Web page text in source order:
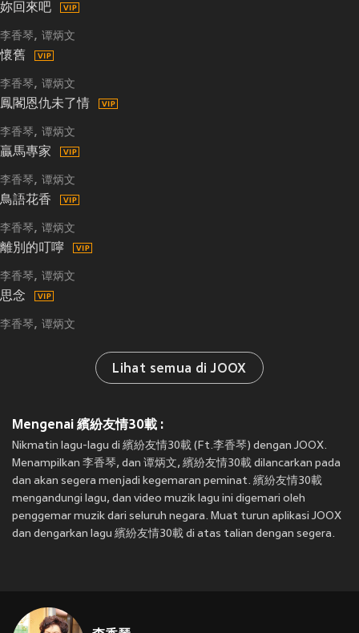
妳回來吧
李香琴 谭炳文
懷舊
李香琴 谭炳文
鳳閣恩仇未了情
李香琴 谭炳文
贏馬專家
李香琴 谭炳文
鳥語花香
李香琴 谭炳文
離別的叮嚀
李香琴 谭炳文
思念
李香琴 谭炳文
Lihat semua di JOOX
Mengenai 繽紛友情30載 :
Nikmatin lagu-lagu di 繽紛友情30載 (Ft.李香琴) dengan JOOX.
Menampilkan 李香琴, dan 谭炳文, 繽紛友情30載 dilancarkan pada
dan akan segera menjadi kegemaran peminat. 繽紛友情30載
mengandungi lagu, dan video muzik lagu ini digemari oleh
penggemar muzik dari seluruh negara. Muat turun aplikasi JOOX
dan dengarkan lagu 繽紛友情30載 di atas talian dengan segera.